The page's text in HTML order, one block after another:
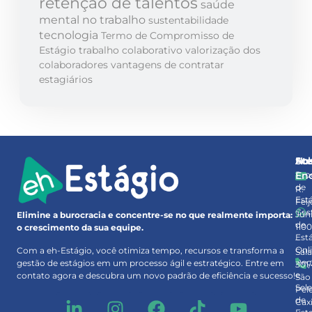
saúde
mental no trabalho sustentabilidade
tecnologia Termo de Compromisso de
Estágio trabalho colaborativo valorização dos
colaboradores vantagens de contratar
estagiários
Elimine a burocracia e concentre-se no que realmente importa:
o crescimento da sua equipe.
Com a eh-Estágio, você otimiza tempo, recursos e transforma a
gestão de estágios em um processo ágil e estratégico. Entre em
contato agora e descubra um novo padrão de eficiência e sucesso!
de
de
e
de
R.
1100
–
Sala
São